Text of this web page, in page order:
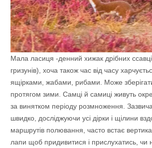
Мала ласиця -денний хижак дрібних
гризунів), хоча також час від часу
ящірками, жабами, рибами. Може
протягом зими. Самці й самиці живуть
за винятком періоду розмноження.
швидко, досліджуючи усі дірки і щілини
маршрутів полювання, часто встає
лапи щоб придивитися і прислухатись, чи